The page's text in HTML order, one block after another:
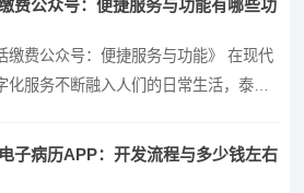
费公众号：便捷服务与功能有哪些功
缴费公众号：便捷服务与功能》 在现代
化服务不断融入人们的日常生活，泰安
子病历APP：开发流程与多少钱左右